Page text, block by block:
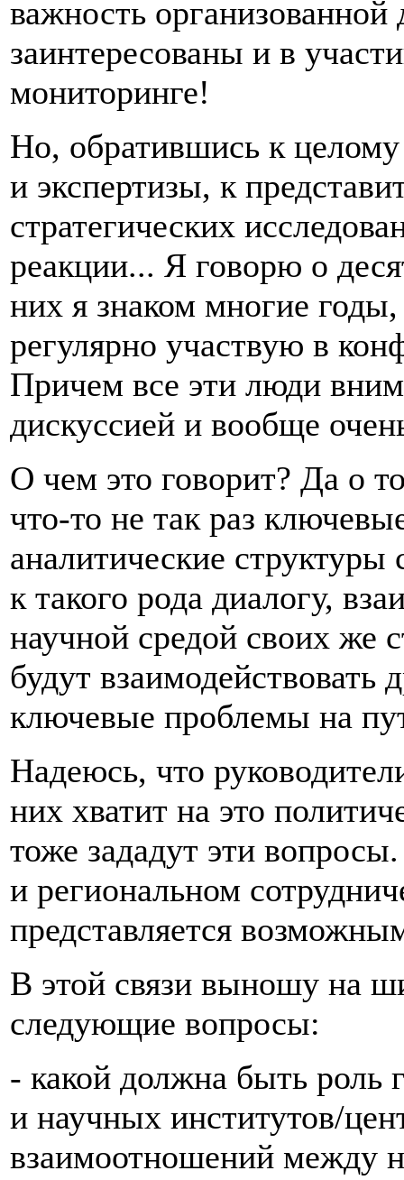
важность
заинтересованы и в
мониторинге!
Но, обратившись к
и экспертизы, к
стратегических
реакции... Я говорю о
них я знаком многие
регулярно участвую в
Причем все эти люди
дискуссией и вообще
О чем это говорит? Да о
что-то не так раз
аналитические
к такого рода диалогу,
научной средой своих же
будут взаимодействовать
ключевые проблемы на
Надеюсь, что
них хватит на это
тоже зададут эти
и региональном
представляется
В этой связи выношу на
следующие вопросы:
- какой должна быть роль
и научных институтов/
взаимоотношений между